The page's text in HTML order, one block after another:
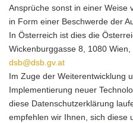
Ansprüche sonst in einer Weise
in Form einer Beschwerde der
In Österreich ist dies die
Wickenburggasse 8, 1080 Wien,
dsb@dsb.gv.at
Im Zuge der Weiterentwicklung
Implementierung neuer
diese Datenschutzerklärung
empfehlen wir Ihnen, sich diese